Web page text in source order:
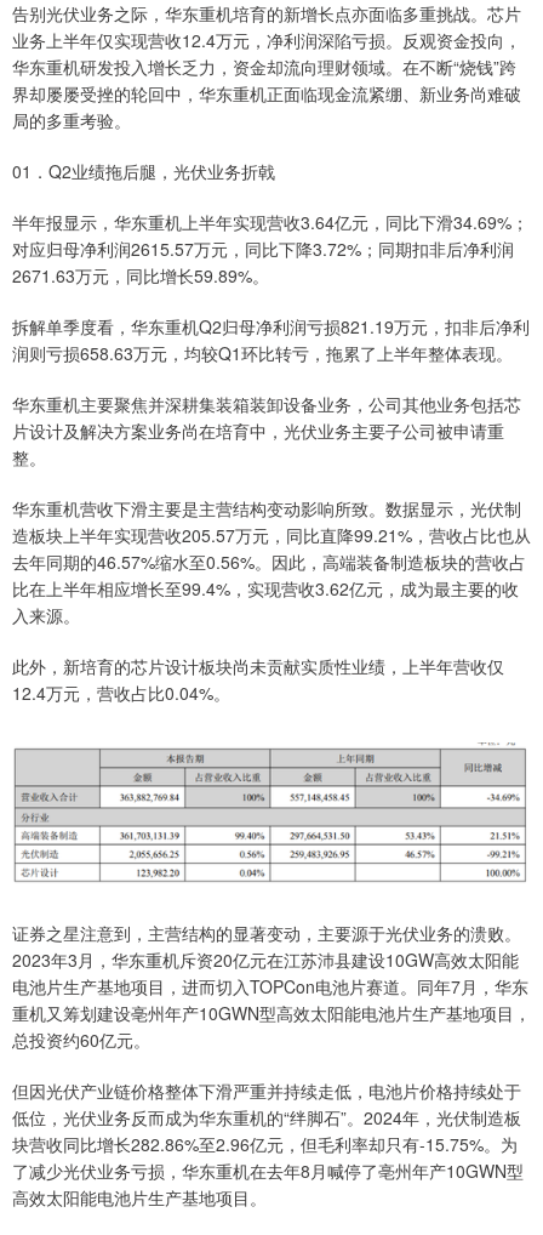
告别光伏业务之际，华东重机培育的新增长点亦面临多重挑战。芯片
业务上半年仅实现营收12.4万元，净利润深陷亏损。反观资金投向，
华东重机研发投入增长乏力，资金却流向理财领域。在不断“烧钱”跨
界却屡屡受挫的轮回中，华东重机正面临现金流紧绷、新业务尚难破
局的多重考验。
01．Q2业绩拖后腿，光伏业务折戟
半年报显示，华东重机上半年实现营收3.64亿元，同比下滑34.69%；
对应归母净利润2615.57万元，同比下降3.72%；同期扣非后净利润
2671.63万元，同比增长59.89%。
拆解单季度看，华东重机Q2归母净利润亏损821.19万元，扣非后净利
润则亏损658.63万元，均较Q1环比转亏，拖累了上半年整体表现。
华东重机主要聚焦并深耕集装箱装卸设备业务，公司其他业务包括芯
片设计及解决方案业务尚在培育中，光伏业务主要子公司被申请重
整。
华东重机营收下滑主要是主营结构变动影响所致。数据显示，光伏制
造板块上半年实现营收205.57万元，同比直降99.21%，营收占比也从
去年同期的46.57%缩水至0.56%。因此，高端装备制造板块的营收占
比在上半年相应增长至99.4%，实现营收3.62亿元，成为最主要的收
入来源。
此外，新培育的芯片设计板块尚未贡献实质性业绩，上半年营收仅
12.4万元，营收占比0.04%。
证券之星注意到，主营结构的显著变动，主要源于光伏业务的溃败。
2023年3月，华东重机斥资20亿元在江苏沛县建设10GW高效太阳能
电池片生产基地项目，进而切入TOPCon电池片赛道。同年7月，华东
重机又筹划建设亳州年产10GWN型高效太阳能电池片生产基地项目，
总投资约60亿元。
但因光伏产业链价格整体下滑严重并持续走低，电池片价格持续处于
低位，光伏业务反而成为华东重机的“绊脚石”。2024年，光伏制造板
块营收同比增长282.86%至2.96亿元，但毛利率却只有-15.75%。为
了减少光伏业务亏损，华东重机在去年8月喊停了亳州年产10GWN型
高效太阳能电池片生产基地项目。